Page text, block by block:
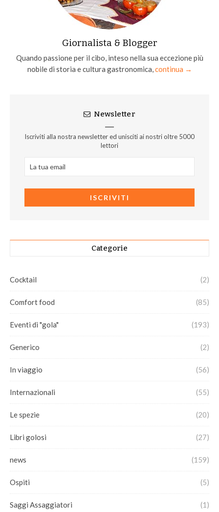
Giornalista & Blogger
Quando passione per il cibo, inteso nella sua eccezione più
nobile di storia e cultura gastronomica,continua →
Newsletter
Iscriviti alla nostra newsletter ed unisciti ai nostri oltre 5000
lettori
Categorie
Cocktail (2)
Comfort food (85)
Eventi di "gola" (193)
Generico (2)
In viaggio (56)
Internazionali (55)
Le spezie (20)
Libri golosi (27)
news (159)
Ospiti (5)
Saggi Assaggiatori (1)